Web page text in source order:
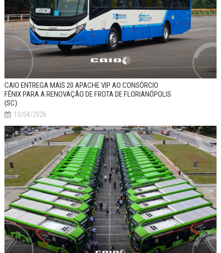
CAIO ENTREGA MAIS 20 APACHE VIP AO CONSÓRCIO
FÊNIX PARA A RENOVAÇÃO DE FROTA DE FLORIANÓPOLIS
(SC)
10/04/2026